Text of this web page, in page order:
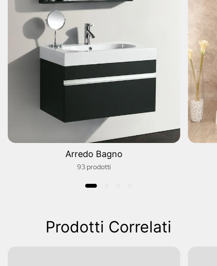
Arredo Bagno
93 prodotti
Prodotti Correlati